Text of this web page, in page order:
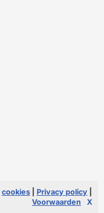
cookies Privacy policy
Voorwaarden
X